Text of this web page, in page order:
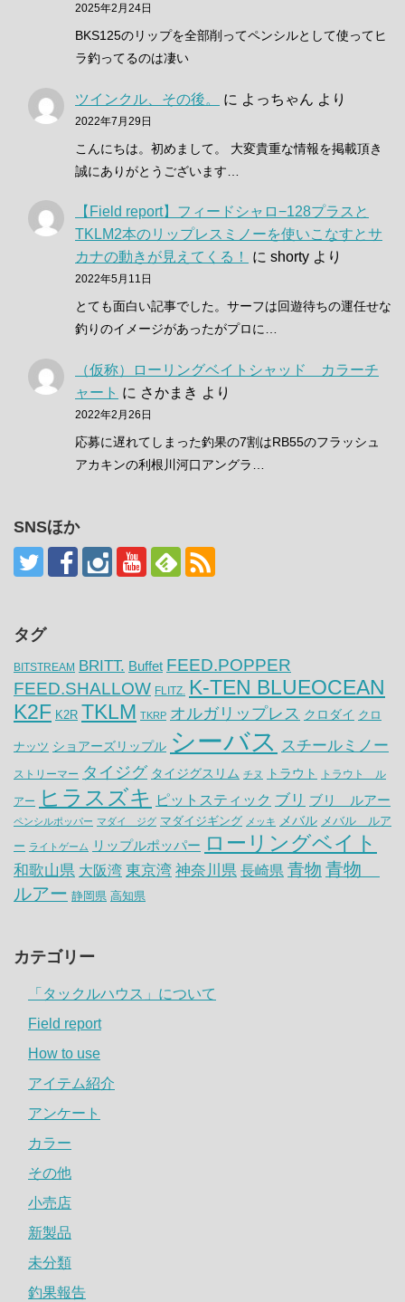
2025年2月24日
BKS125のリップを全部削ってペンシルとして使ってヒ
ラ釣ってるのは凄い
ツインクル、その後。 に よっちゃん より
2022年7月29日
こんにちは。初めまして。 大変貴重な情報を掲載頂き
誠にありがとうございます…
【Field report】フィードシャロ−128プラスと
TKLM2本のリップレスミノーを使いこなすとサ
カナの動きが見えてくる！
に shorty より
2022年5月11日
とても面白い記事でした。サーフは回遊待ちの運任せな
釣りのイメージがあったがプロに…
（仮称）ローリングベイトシャッド カラーチ
ャート に さかまき より
2022年2月26日
応募に遅れてしまった釣果の7割はRB55のフラッシュ
アカキンの利根川河口アングラ…
SNSほか
タグ
BITSTREAM BRITT. Buffet FEED.POPPER
FEED.SHALLOW FLITZ. K-TEN BLUEOCEAN
K2F K2R TKLM TKRP オルガリップレス クロダイ クロ
ナッツ ショアーズリップル シーバス スチールミノー
ストリーマー タイジグ タイジグスリム チヌ トラウト トラウト ル
アー ヒラスズキ ピットスティック ブリ ブリ ルアー
ペンシルポッパー マダイ ジグ マダイジギング メッキ メバル メバル ルア
ー ライトゲーム リップルポッパー ローリングベイト
和歌山県 大阪湾 東京湾 神奈川県 長崎県 青物 青物
ルアー 静岡県 高知県
カテゴリー
「タックルハウス」について
Field report
How to use
アイテム紹介
アンケート
カラー
その他
小売店
新製品
未分類
釣果報告